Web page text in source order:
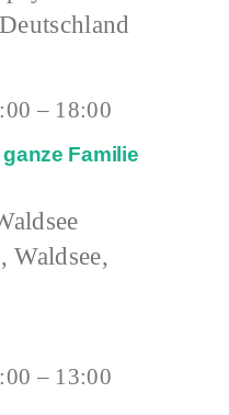
Familie
– 18:00
Waldsee,
– 13:00